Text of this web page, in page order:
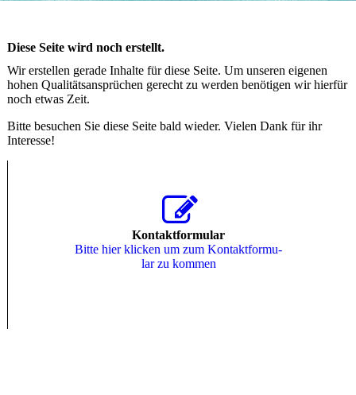
Diese Seite wird noch erstellt.
Wir erstellen gerade Inhalte für diese Seite. Um unseren eigenen
hohen Qualitätsansprüchen gerecht zu werden benötigen wir hierfür
noch etwas Zeit.
Bitte besuchen Sie diese Seite bald wieder. Vielen Dank für ihr
Interesse!
Kontaktformular
Bitte hier klicken um zum Kon­takt­for­mu­
lar zu kommen